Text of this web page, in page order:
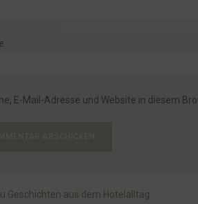
wird kommen
Hotel?
E-Mail-Adresse und Website in diesem
Geschichten aus dem Hotelalltag